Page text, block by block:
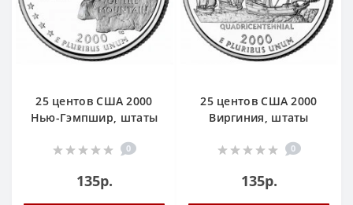
25 центов США 2000
Нью-Гэмпшир, штаты
0
135р.
25 центов США 2000
Виргиния, штаты
0
135р.